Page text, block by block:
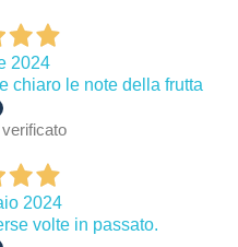
2024
chiaro le note della frutta
2024
volte in passato.